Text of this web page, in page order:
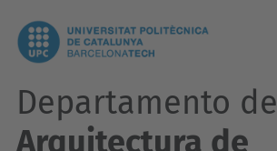
Departamento de
Arquitectura de